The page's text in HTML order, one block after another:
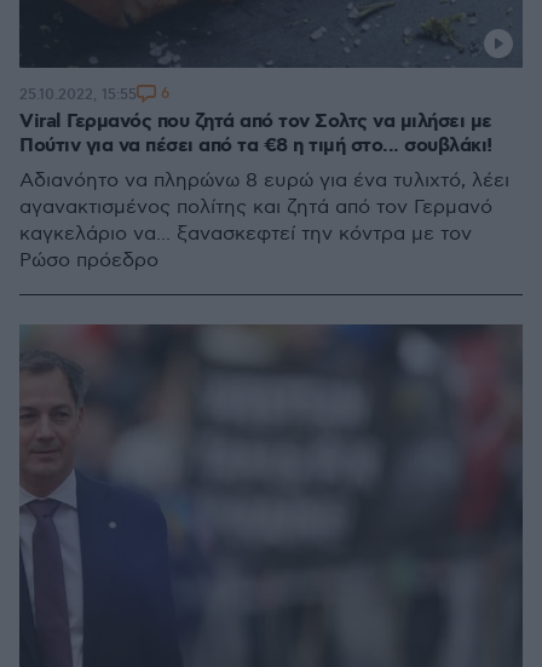
Viral Γερμανός που ζητά από τον Σολτς να μιλήσει με
Πούτιν για να πέσει από τα €8 η τιμή στο... σουβλάκι!
Αδιανόητο να πληρώνω 8 ευρώ για ένα τυλιχτό, λέει
αγανακτισμένος πολίτης και ζητά από τον Γερμανό
καγκελάριο να... ξανασκεφτεί την κόντρα με τον
Ρώσο πρόεδρο
25.10.2022, 15:55 6